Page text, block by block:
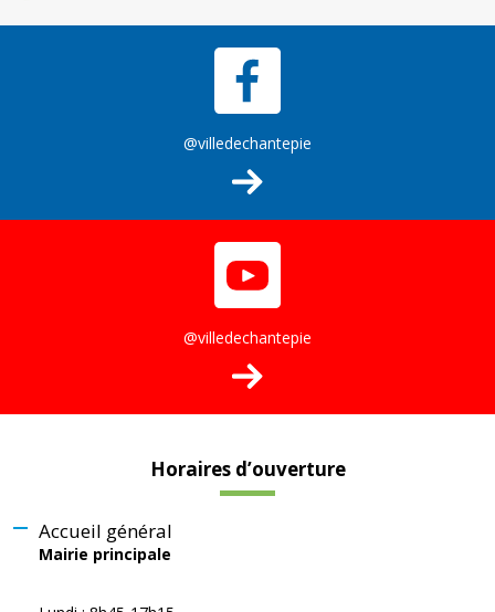
@villedechantepie
@villedechantepie
Horaires d’ouverture
Accueil général
Mairie principale